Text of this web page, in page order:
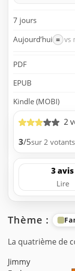
7 jours
Aujourd’hui = vs
PDF
EPUB
Kindle (MOBI)
2
3/5sur 2 votants
3 avis
Lire
Thème :
La quatrième de
Jimmy